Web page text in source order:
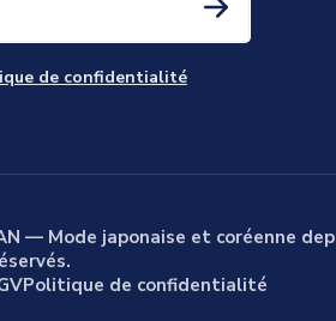
de confidentialité
— Mode japonaise et coréenne
Politique de confidentialité